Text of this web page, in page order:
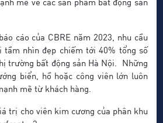
mẽ về các sản phẩm bất động sản
cáo của CBRE năm 2023, nhu cầu
tầm nhìn đẹp chiếm tới 40% tổng số
trường bất động sản Hà Nội. Những
biển, hồ hoặc công viên lớn luôn
mẽ từ khách hàng.